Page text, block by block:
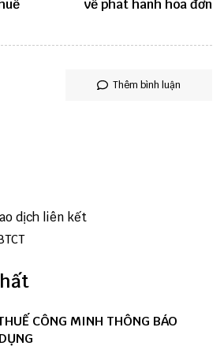
về phát hành hóa đơn
Thêm bình luận
dịch liên kết
CÔNG MINH THÔNG BÁO